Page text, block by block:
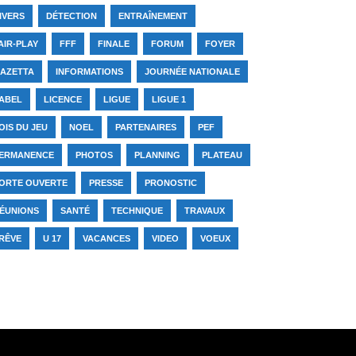
DÉTECTION ENTRAÎNEMENT
PLAY FFF FINALE FORUM FOYER
INFORMATIONS JOURNÉE NATIONALE
LICENCE LIGUE LIGUE 1
DU JEU NOEL PARTENAIRES PEF
PHOTOS PLANNING PLATEAU
OUVERTE PRESSE PRONOSTIC
SANTÉ TECHNIQUE TRAVAUX
U 17 VACANCES VIDEO VOEUX